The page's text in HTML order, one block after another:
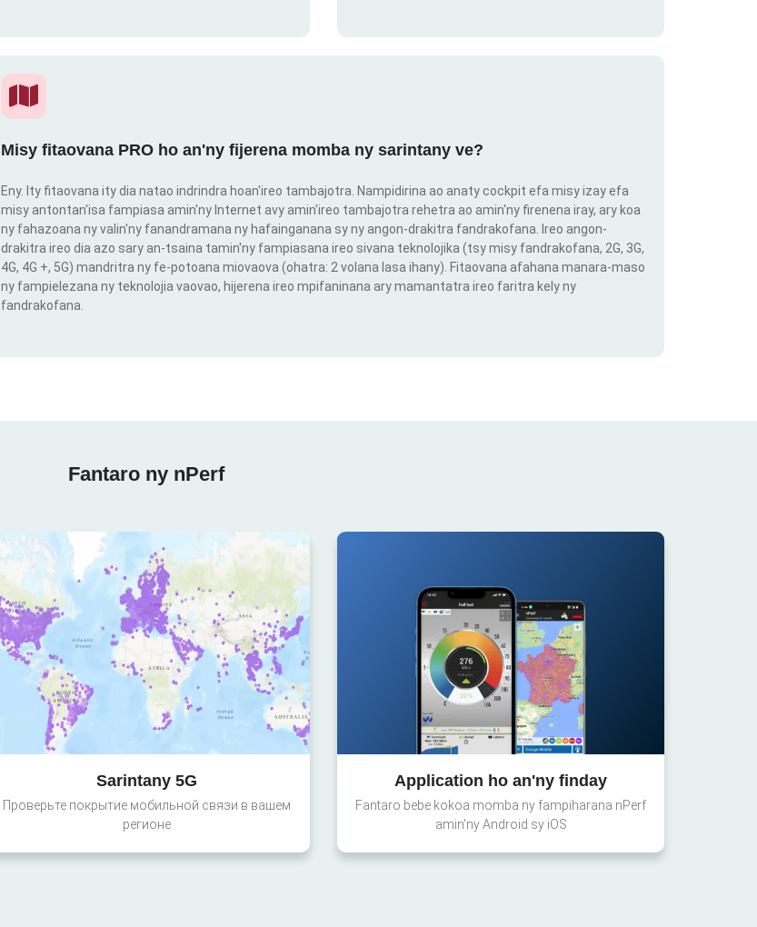
Misy fitaovana PRO ho an'ny fijerena momba ny sarintany ve?
Eny. Ity fitaovana ity dia natao indrindra hoan'ireo tambajotra. Nampidirina ao anaty cockpit efa misy izay efa
misy antontan'isa fampiasa amin'ny Internet avy amin'ireo tambajotra rehetra ao amin'ny firenena iray, ary koa
ny fahazoana ny valin'ny fanandramana ny hafainganana sy ny angon-drakitra fandrakofana. Ireo angon-
drakitra ireo dia azo sary an-tsaina tamin'ny fampiasana ireo sivana teknolojika (tsy misy fandrakofana, 2G, 3G,
4G, 4G +, 5G) mandritra ny fe-potoana miovaova (ohatra: 2 volana lasa ihany). Fitaovana afahana manara-maso
ny fampielezana ny teknolojia vaovao, hijerena ireo mpifaninana ary mamantatra ireo faritra kely ny
fandrakofana.
Fantaro ny nPerf
Sarintany 5G
Проверьте покрытие мобильной связи в вашем
регионе
Application ho an'ny finday
Fantaro bebe kokoa momba ny fampiharana nPerf
amin'ny Android sy iOS